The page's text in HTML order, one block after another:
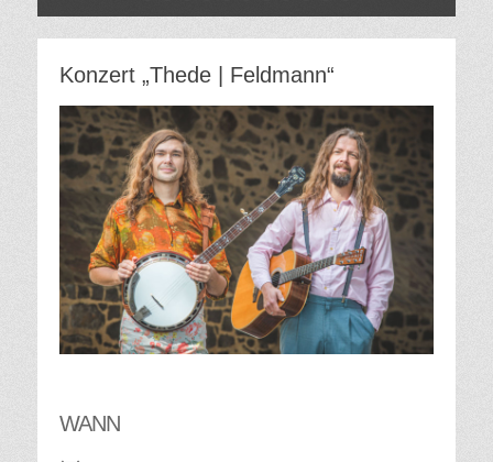
am
Von
Gatzweiler
am
Von
Konzert „Thede | Feldmann“
WANN